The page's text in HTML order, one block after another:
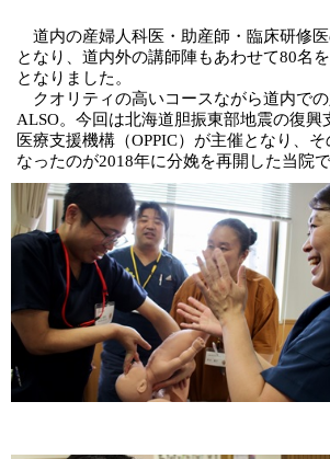
道内の産婦人科医・助産師・臨床研修
となり、道内外の講師陣もあわせて80名
となりました。
クオリティの高いコースながら道内で
ALSO。今回は北海道胆振東部地震の復興
医療支援機構（OPPIC）が主催となり、
なったのが2018年に分娩を再開した当院で